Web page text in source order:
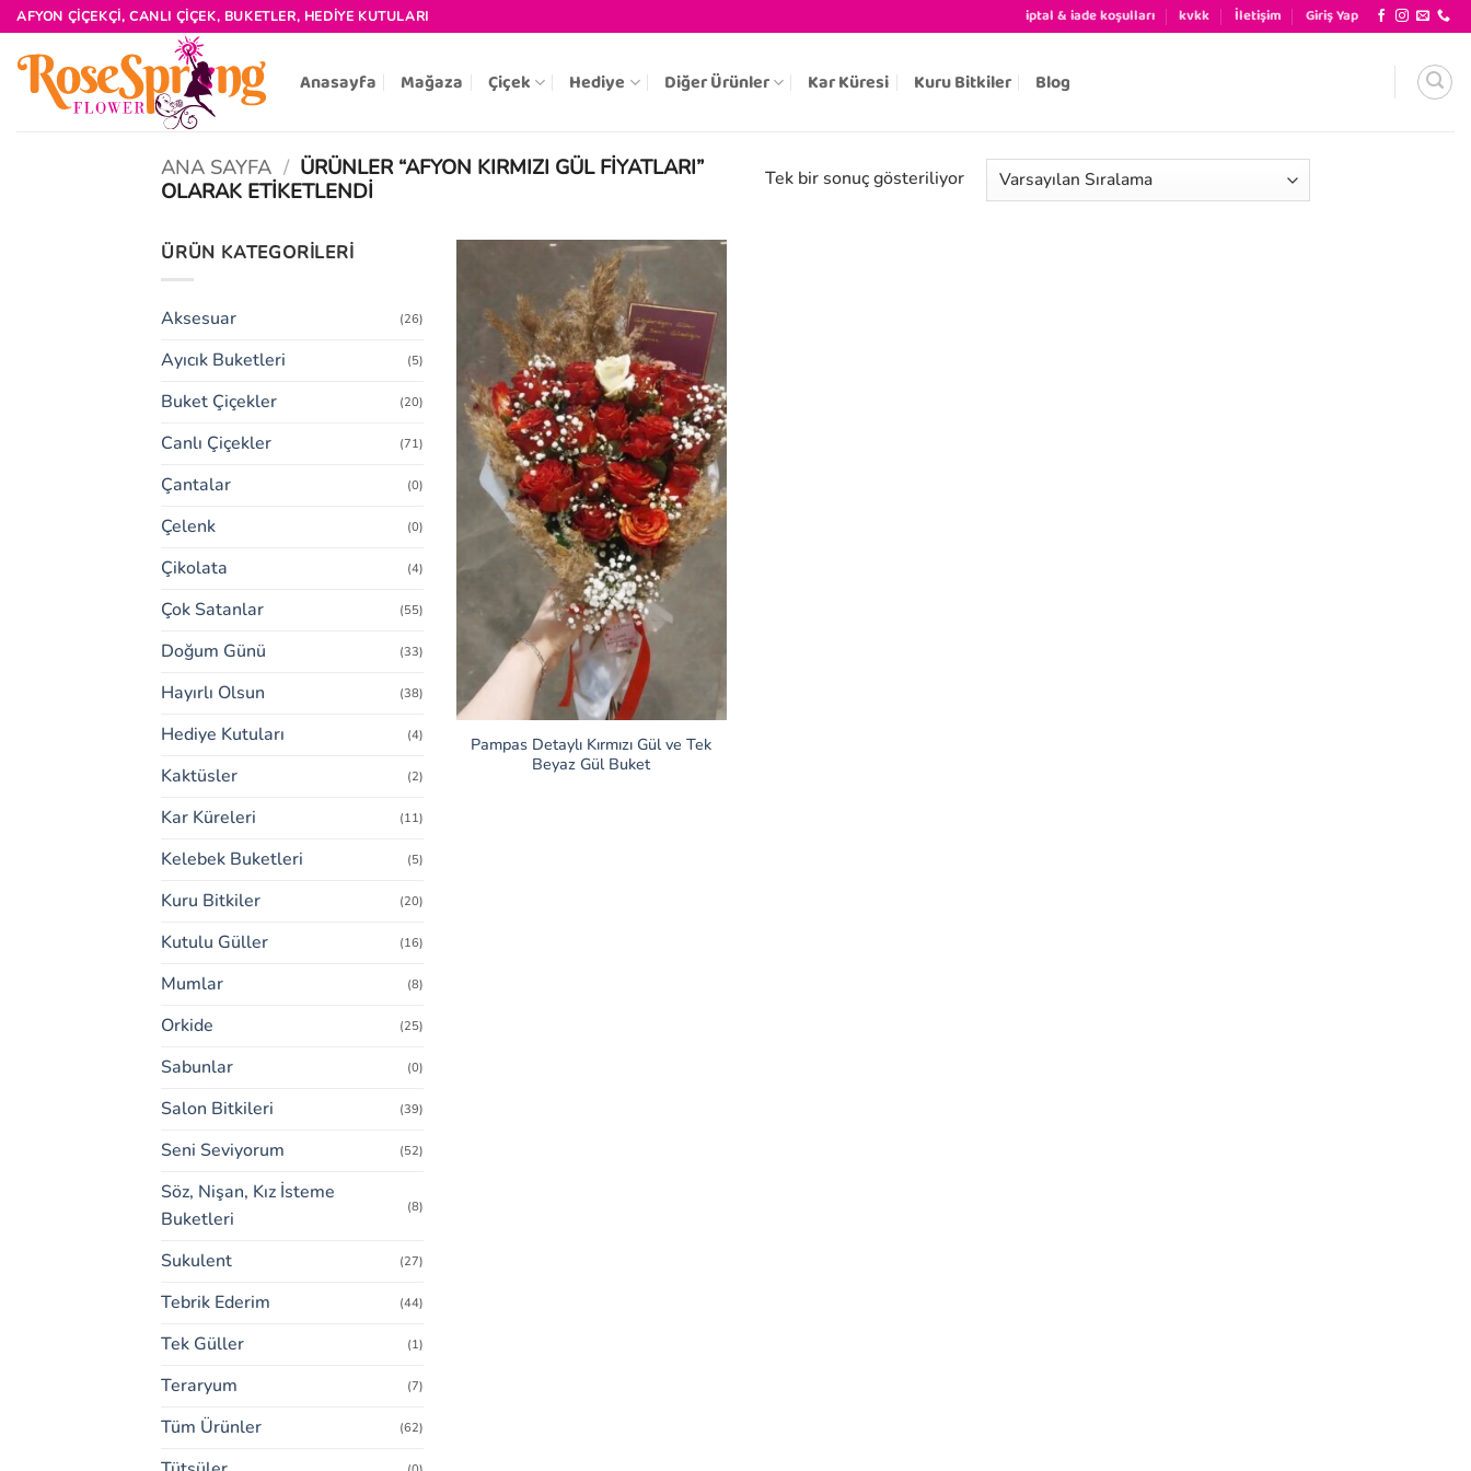
İçeriğe
atla
AFYON ÇIÇEKÇI, CANLI ÇIÇEK, BUKETLER, HEDIYE KUTULARI iptal & iade koşulları kvkk İletişim Giriş Yap
Anasayfa Mağaza Çiçek Hediye Diğer Ürünler Kar Küresi Kuru Bitkiler Blog
ANA SAYFA / ÜRÜNLER “AFYON KIRMIZI GÜL FIYATLARI”
OLARAK ETIKETLENDI
Tek bir sonuç gösteriliyor
ÜRÜN KATEGORILERI
Aksesuar (26)
Ayıcık Buketleri (5)
Buket Çiçekler (20)
Canlı Çiçekler (71)
Çantalar (0)
Çelenk (0)
Çikolata (4)
Çok Satanlar (55)
Doğum Günü (33)
Hayırlı Olsun (38)
Hediye Kutuları (4)
Kaktüsler (2)
Kar Küreleri (11)
Kelebek Buketleri (5)
Kuru Bitkiler (20)
Kutulu Güller (16)
Mumlar (8)
Orkide (25)
Sabunlar (0)
Salon Bitkileri (39)
Seni Seviyorum (52)
Söz, Nişan, Kız İsteme
Buketleri
(8)
Sukulent (27)
Tebrik Ederim (44)
Tek Güller (1)
Teraryum (7)
Tüm Ürünler (62)
Pampas Detaylı Kırmızı Gül ve Tek
Beyaz Gül Buket